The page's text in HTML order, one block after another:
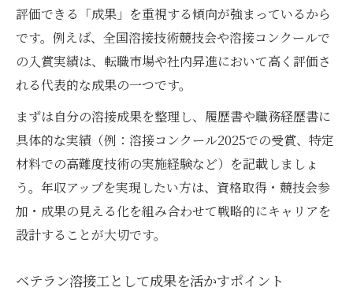
評価できる「成果」を重視する傾向が強まっているから
です。例えば、全国溶接技術競技会や溶接コンクールで
の入賞実績は、転職市場や社内昇進において高く評価さ
れる代表的な成果の一つです。
まずは自分の溶接成果を整理し、履歴書や職務経歴書に
具体的な実績（例：溶接コンクール2025での受賞、特定
材料での高難度技術の実施経験など）を記載しましょ
う。年収アップを実現したい方は、資格取得・競技会参
加・成果の見える化を組み合わせて戦略的にキャリアを
設計することが大切です。
ベテラン溶接工として成果を活かすポイント